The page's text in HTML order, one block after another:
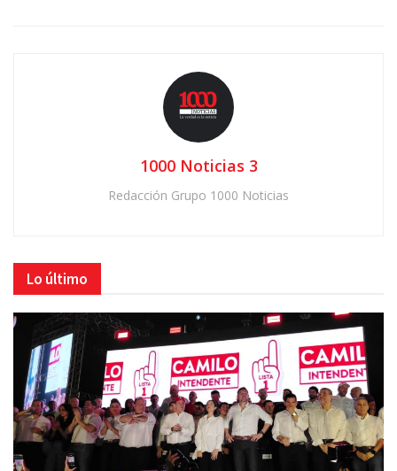
1000 Noticias 3
Redacción Grupo 1000 Noticias
Lo último